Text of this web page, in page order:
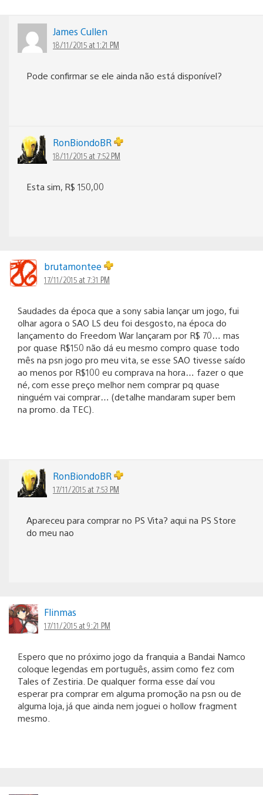
James Cullen
18/11/2015 at 1:21 PM
Pode confirmar se ele ainda não está disponível?
RonBiondoBR
18/11/2015 at 7:52 PM
Esta sim, R$ 150,00
brutamontee
17/11/2015 at 7:31 PM
Saudades da época que a sony sabia lançar um jogo, fui
olhar agora o SAO LS deu foi desgosto, na época do
lançamento do Freedom War lançaram por R$ 70… mas
por quase R$150 não dá eu mesmo compro quase todo
mês na psn jogo pro meu vita, se esse SAO tivesse saído
ao menos por R$100 eu comprava na hora… fazer o que
né, com esse preço melhor nem comprar pq quase
ninguém vai comprar… (detalhe mandaram super bem
na promo. da TEC).
RonBiondoBR
17/11/2015 at 7:53 PM
Apareceu para comprar no PS Vita? aqui na PS Store
do meu nao
Flinmas
17/11/2015 at 9:21 PM
Espero que no próximo jogo da franquia a Bandai Namco
coloque legendas em português, assim como fez com
Tales of Zestiria. De qualquer forma esse daí vou
esperar pra comprar em alguma promoção na psn ou de
alguma loja, já que ainda nem joguei o hollow fragment
mesmo.